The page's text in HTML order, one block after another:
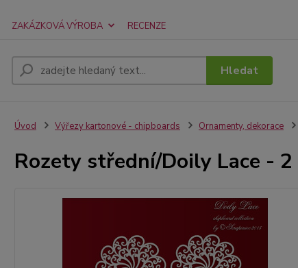
ZAKÁZKOVÁ VÝROBA RECENZE
Hledat
Úvod Výřezy kartonové - chipboards Ornamenty, dekorace
Rozety střední/Doily Lace - 2